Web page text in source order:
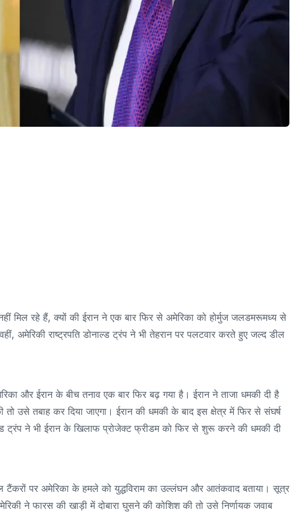
मिल रहे हैं, क्यों की ईरान ने एक बार फिर से अमेरिका को होर्मुज जलडमरूमध्य से
अमेरिकी राष्ट्रपति डोनाल्ड ट्रंप ने भी तेहरान पर पलटवार करते हुए जल्द डील
और ईरान के बीच तनाव एक बार फिर बढ़ गया है। ईरान ने ताजा धमकी दी है
उसे तबाह कर दिया जाएगा। ईरान की धमकी के बाद इस क्षेत्र में फिर से संघर्ष
ट्रंप ने भी ईरान के खिलाफ प्रोजेक्ट फ्रीडम को फिर से शुरू करने की धमकी दी
टैंकरों पर अमेरिका के हमले को युद्धविराम का उल्लंघन और आतंकवाद बताया। सूत्र
ने फारस की खाड़ी में दोबारा घुसने की कोशिश की तो उसे निर्णायक जवाब